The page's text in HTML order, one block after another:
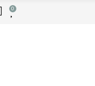
0